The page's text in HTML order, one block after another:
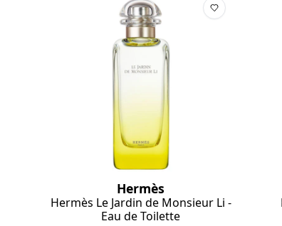
Hermès
Hermès Le Jardin de Monsieur Li -
Eau de Toilette